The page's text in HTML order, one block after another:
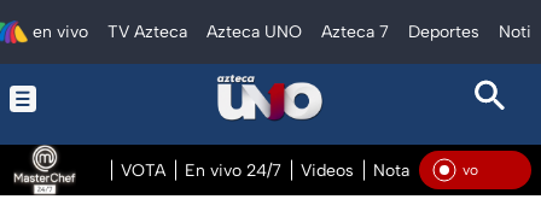
en vivo TV Azteca Azteca UNO Azteca 7 Deportes
VOTA En vivo 24/7 Videos Notas En vivo En